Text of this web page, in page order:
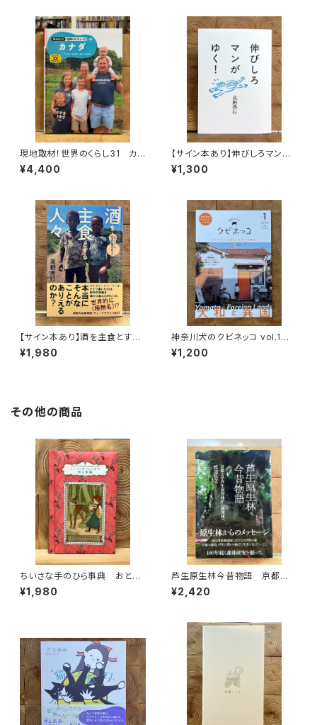
現地取材！世界のくらし31 カナ
ダ
¥4,400
【サイン本あり】伸びしろマンが
ゆく！
¥1,300
【サイン本あり】酒を主食とする
人々 エチオピアの科学的秘境
を旅する
¥1,980
神奈川犬のクビネッコ vol.1
特集：大和と異国
¥1,200
その他の商品
ちいさな手のひら事典 おとぎ
話
¥1,980
芦生原生林今昔物語 京都大
学芦生演習林から研究林へ
¥2,420